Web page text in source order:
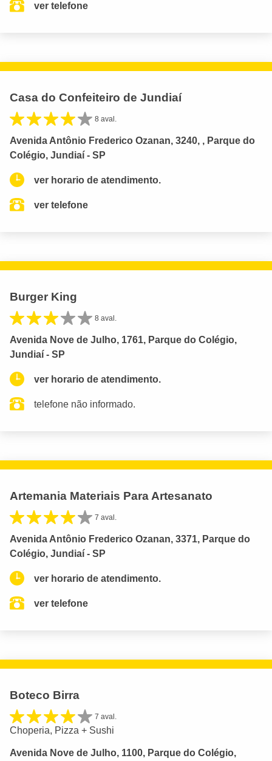
ver telefone
Casa do Confeiteiro de Jundiaí
8 aval.
Avenida Antônio Frederico Ozanan, 3240, , Parque do
Colégio, Jundiaí - SP
ver horario de atendimento.
ver telefone
Burger King
8 aval.
Avenida Nove de Julho, 1761, Parque do Colégio,
Jundiaí - SP
ver horario de atendimento.
telefone não informado.
Artemania Materiais Para Artesanato
7 aval.
Avenida Antônio Frederico Ozanan, 3371, Parque do
Colégio, Jundiaí - SP
ver horario de atendimento.
ver telefone
Boteco Birra
7 aval.
Choperia, Pizza + Sushi
Avenida Nove de Julho, 1100, Parque do Colégio,